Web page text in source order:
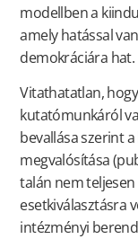
modellben a
amely hatással
demokráciára hat.
Vitathatatlan,
kutatómunkáról
bevallása szerint
megvalósítása
talán nem
esetkiválasztásra
intézményi